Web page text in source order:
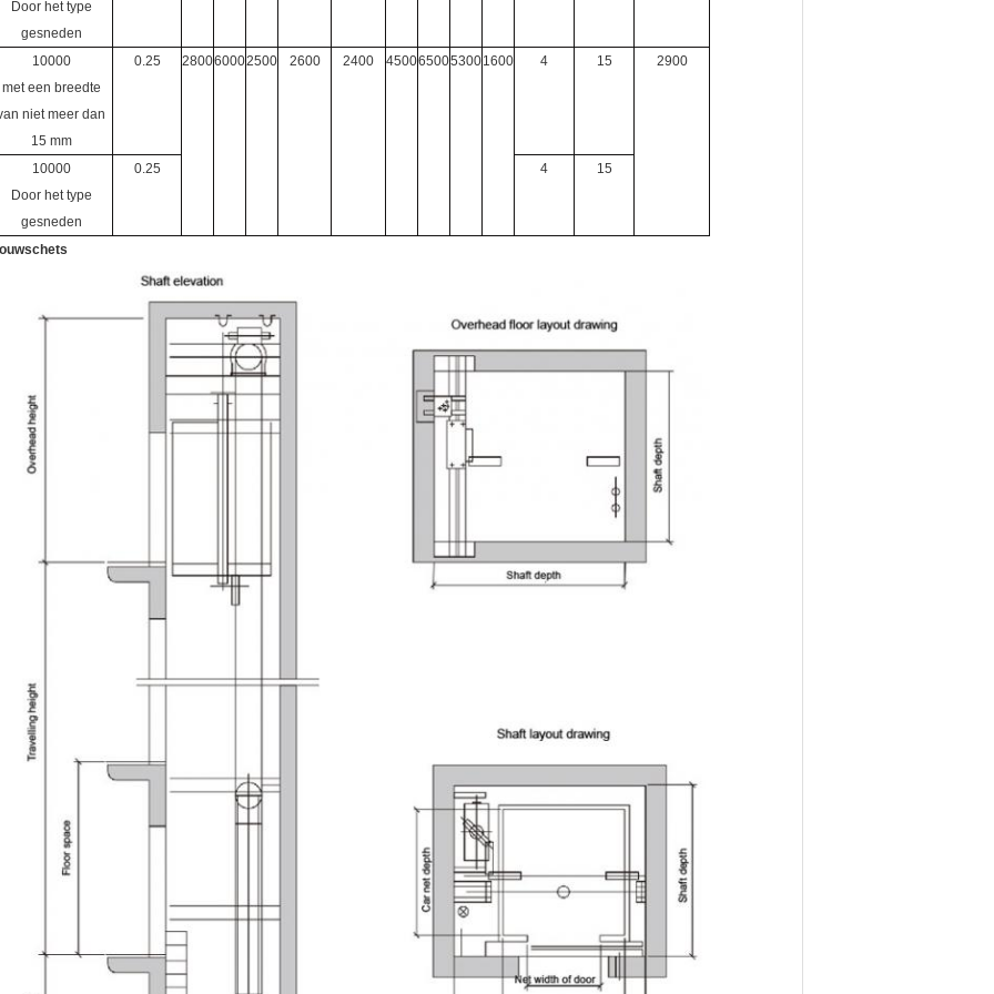
Door het type
gesneden
10000
met een breedte
niet meer dan
15 mm
0.25 280060002500 2600 2400 4500650053001600 4 15 2900
10000
Door het type
gesneden
0.25 4 15